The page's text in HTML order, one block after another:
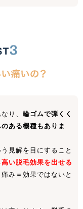
り、 輪ゴムで弾くく
ある機種もありま
見解を目にすること
い脱毛効果を出せる
み＝効果ではないと